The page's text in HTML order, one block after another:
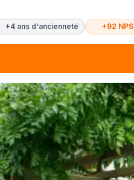
+4 ans d'ancienneté +92 NPS